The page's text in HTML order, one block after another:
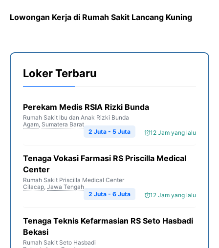
Lowongan Kerja di Rumah Sakit Lancang Kuning
Loker Terbaru
Perekam Medis RSIA Rizki Bunda
Rumah Sakit Ibu dan Anak Rizki Bunda
Agam, Sumatera Barat
12 Jam yang lalu
2 Juta - 5 Juta
Tenaga Vokasi Farmasi RS Priscilla Medical
Center
Rumah Sakit Priscilla Medical Center
Cilacap, Jawa Tengah
12 Jam yang lalu
2 Juta - 6 Juta
Tenaga Teknis Kefarmasian RS Seto Hasbadi
Bekasi
Rumah Sakit Seto Hasbadi